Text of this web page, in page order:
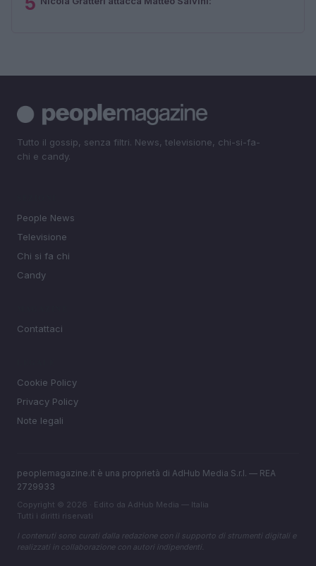
Tutto il gossip, senza filtri. News, televisione, chi-si-fa-
chi e candy.
People News
Televisione
Chi si fa chi
Candy
Contattaci
Cookie Policy
Privacy Policy
Note legali
peoplemagazine.it è una proprietà di AdHub Media S.r.l. — REA
2729933
Copyright © 2026 · Edito da AdHub Media — Italia
Tutti i diritti riservati
I contenuti sono curati dalla redazione con il supporto di strumenti digitali e
realizzati in collaborazione con autori indipendenti.